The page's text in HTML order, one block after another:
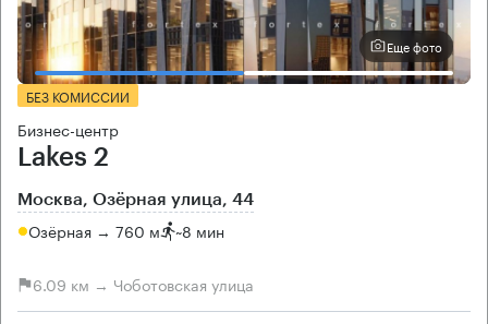
Еще фото
БЕЗ КОМИССИИ
Бизнес-центр
Lakes 2
Москва, Озёрная улица, 44
Озёрная → 760 м ~8 мин
6.09 км → Чоботовская улица